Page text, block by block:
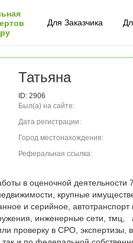
Для Заказчика
Татьяна
ID: 2906
Был(а) на сайте:
Дата регистрации:
Город местонахождения:
Реферальная ссылка:
в оценочной
крупные
и серийное,
инженерные сети, тмц,
проверку в СРО, экспертизы,